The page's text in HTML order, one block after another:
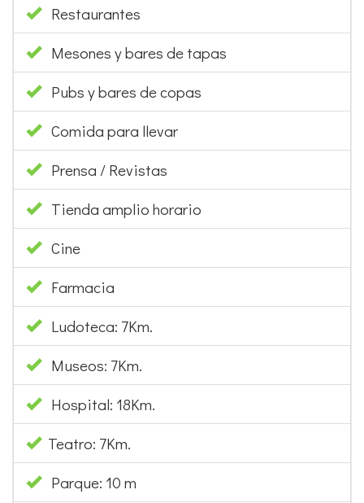
Restaurantes
Mesones y bares de tapas
Pubs y bares de copas
Comida para llevar
Prensa / Revistas
Tienda amplio horario
Cine
Farmacia
Ludoteca: 7Km.
Museos: 7Km.
Hospital: 18Km.
Teatro: 7Km.
Parque: 10 m